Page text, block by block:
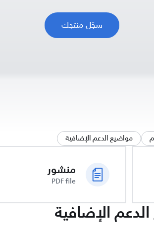
سجّل منتجك
مواضيع الدعم الإضافية
منشور
PDF file
الإضافية